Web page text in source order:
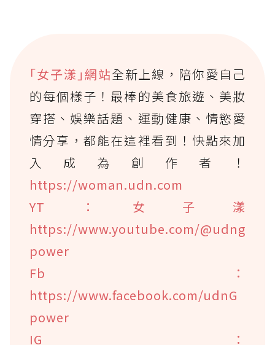
｢女子漾｣網站全新上線，陪你愛自己
的每個樣子！最棒的美食旅遊、美妝
穿搭、娛樂話題、運動健康、情慾愛
情分享，都能在這裡看到！快點來加
入成為創作者！
https://woman.udn.com
YT：女子漾
https://www.youtube.com/@udng
power
Fb：
https://www.facebook.com/udnG
power
IG：